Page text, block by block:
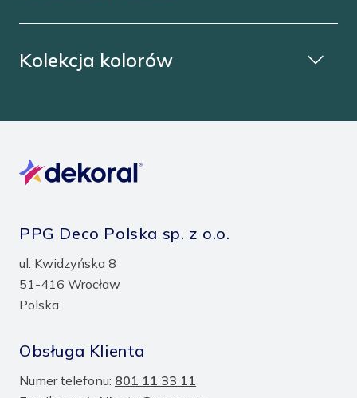
Kolekcja kolorów
PPG Deco Polska sp. z o.o.
ul. Kwidzyńska 8
51-416 Wrocław
Polska
Obsługa Klienta
Numer telefonu: 801 11 33 11